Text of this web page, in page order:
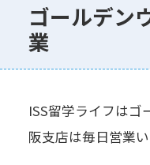
ゴールデン
業
ISS留学ライフはゴ
阪支店は毎日営業い